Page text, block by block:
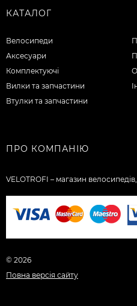
КАТАЛОГ
Велосипеди
Аксесуари
Комплектуючі
Вилки та запчастини
Втулки та запчастини
ПРО КОМПАНІЮ
VELOTROFI – магазин
© 2026
Повна версія сайту